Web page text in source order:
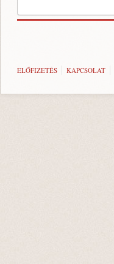
ELŐFIZETÉS KAPCSOLAT